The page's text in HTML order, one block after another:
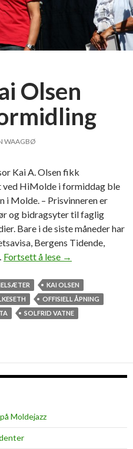
Olsen
WAAGBØ
Kai A. Olsen fikk
ved HiMolde i formiddag ble
i Molde. – Prisvinneren er
og bidragsyter til faglig
Bare i de siste måneder har
Bergens Tidende,
Fortsett å lese P
o
f
e
O
→
KAI OLSEN
OFFISIELL ÅPNING
SOLFRID VATNE
Moldejazz